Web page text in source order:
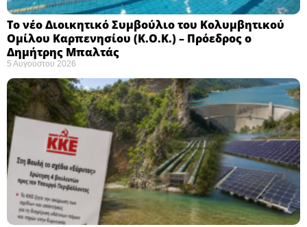
Το νέο Διοικητικό Συμβούλιο του Κολυμβητικού
Ομίλου Καρπενησίου (Κ.Ο.Κ.) – Πρόεδρος ο
Δημήτρης Μπαλτάς
5 Αυγούστου 2026